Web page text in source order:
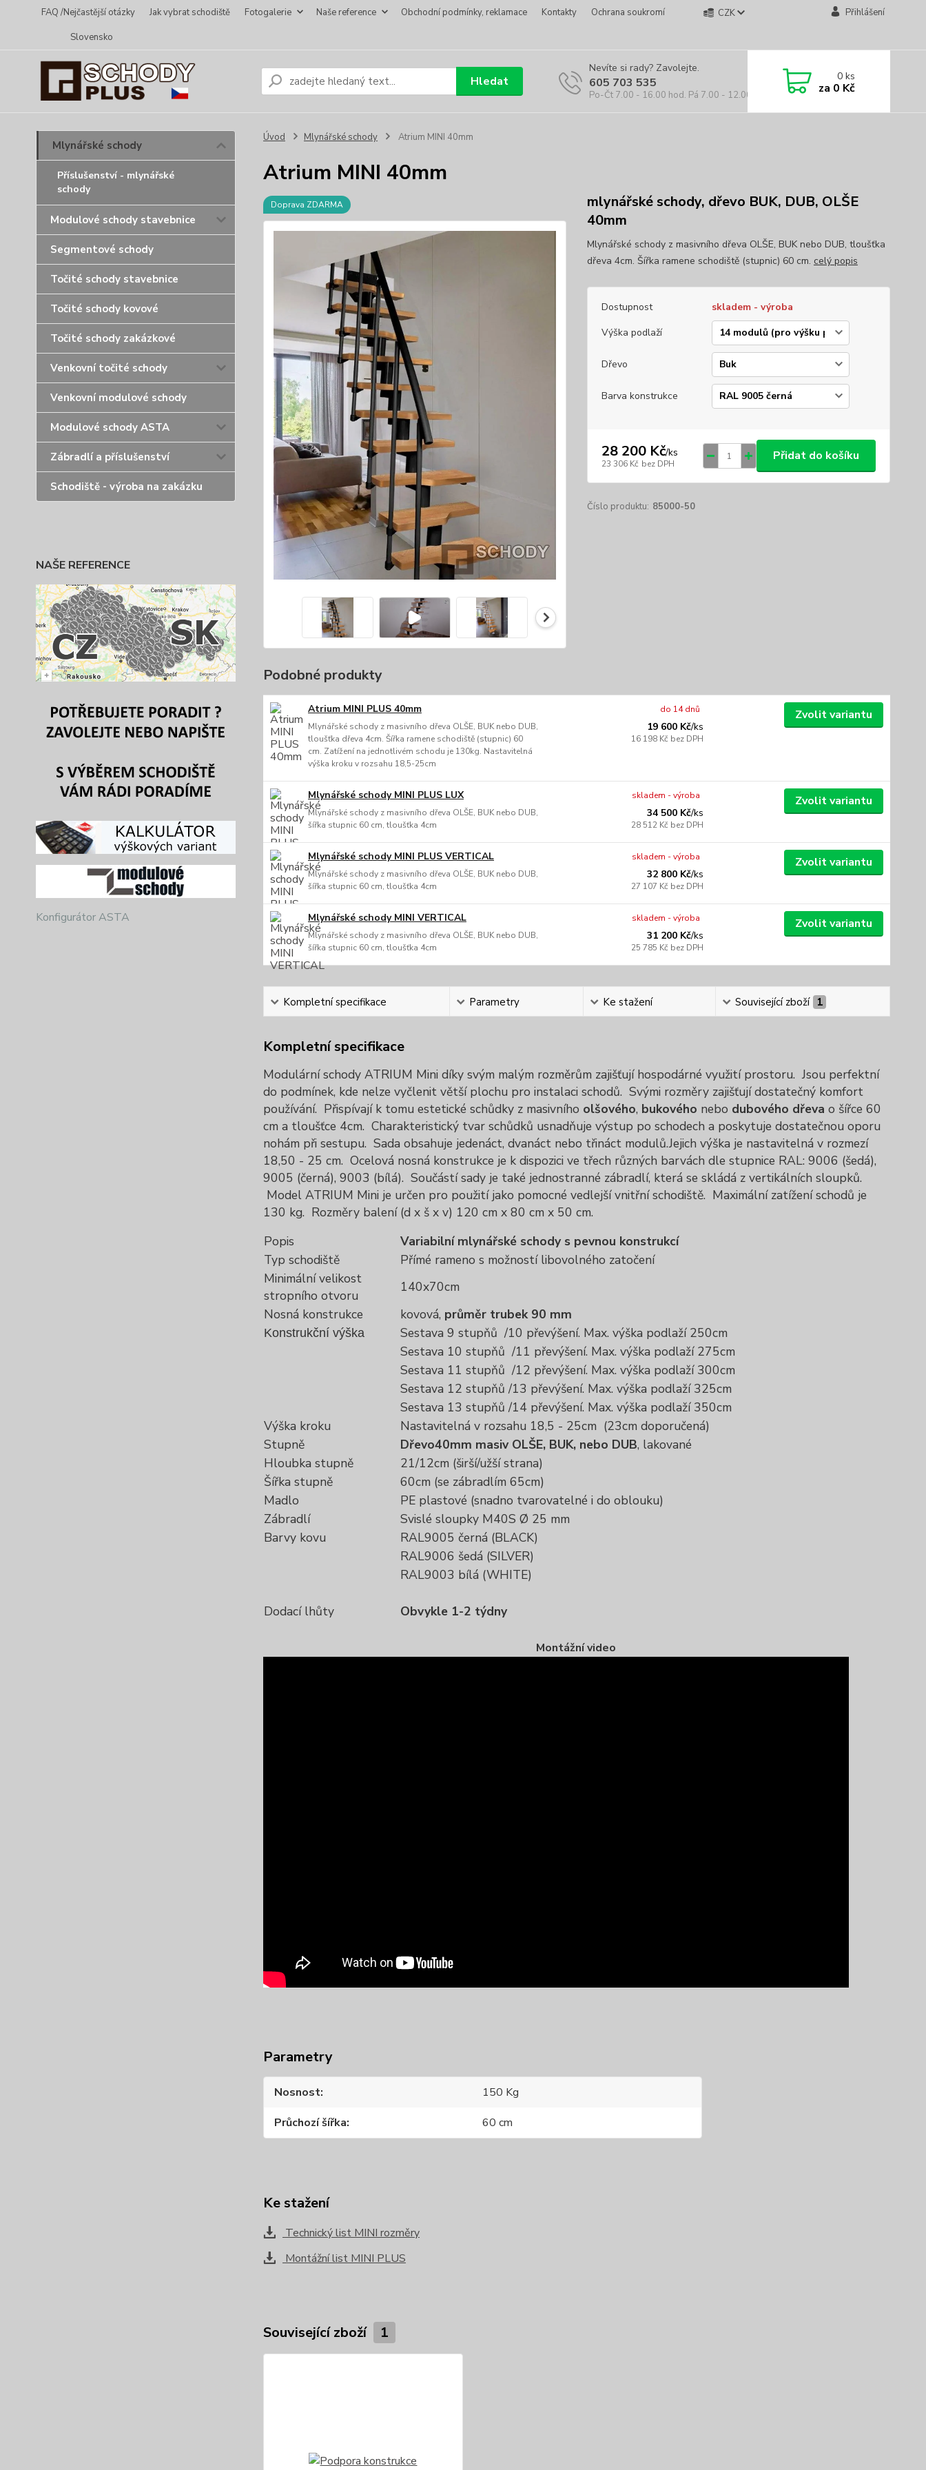
FAQ /Nejčastější otázky Jak vybrat schodiště Fotogalerie Naše reference Obchodní podmínky, reklamace Kontakty
Ochrana soukromí
Slovensko
CZK Přihlášení
Hledat
Nevíte si rady? Zavolejte.
605 703 535
Po-Čt 7.00 - 16.00 hod. Pá 7.00 - 12.00 hod.
0ks
za 0 Kč
Mlynářské schody
Příslušenství - mlynářské
schody
Modulové schody stavebnice
Segmentové schody
Točité schody stavebnice
Točité schody kovové
Točité schody zakázkové
Venkovní točité schody
Venkovní modulové schody
Modulové schody ASTA
Zábradlí a příslušenství
Schodiště - výroba na zakázku
NAŠE REFERENCE
Konfigurátor ASTA
Úvod Mlynářské schody Atrium MINI 40mm
Atrium MINI 40mm
Doprava ZDARMA
mlynářské schody, dřevo BUK, DUB, OLŠE
40mm
Mlynářské schody z masivního dřeva OLŠE, BUK nebo DUB, tloušťka
dřeva 4cm. Šířka ramene schodiště (stupnic) 60 cm. celý popis
Dostupnost
skladem - výroba
Výška podlaží
Dřevo
Barva konstrukce
28 200 Kč/ks
23 306 Kč bez DPH
Přidat do košíku
Číslo produktu: 85000-50
Podobné produkty
Atrium MINI PLUS 40mm
Mlynářské schody z masivního dřeva OLŠE, BUK nebo DUB,
tloušťka dřeva 4cm. Šířka ramene schodiště (stupnic) 60
cm. Zatížení na jednotlivém schodu je 130kg. Nastavitelná
výška kroku v rozsahu 18,5-25cm
19 600 Kč/ks
16 198 Kč bez DPH
do 14 dnů Zvolit variantu
Mlynářské schody MINI PLUS LUX
Mlynářské schody z masivního dřeva OLŠE, BUK nebo DUB,
šířka stupnic 60 cm, tloušťka 4cm
34 500 Kč/ks
28 512 Kč bez DPH
skladem - výroba Zvolit variantu
Mlynářské schody MINI PLUS VERTICAL
Mlynářské schody z masivního dřeva OLŠE, BUK nebo DUB,
šířka stupnic 60 cm, tloušťka 4cm
32 800 Kč/ks
27 107 Kč bez DPH
skladem - výroba Zvolit variantu
Mlynářské schody MINI VERTICAL
Mlynářské schody z masivního dřeva OLŠE, BUK nebo DUB,
šířka stupnic 60 cm, tloušťka 4cm
31 200 Kč/ks
25 785 Kč bez DPH
skladem - výroba Zvolit variantu
Kompletní specifikace Parametry Ke stažení Související zboží 1
Kompletní specifikace
Modulární schody ATRIUM Mini díky svým malým rozměrům zajišťují hospodárné využití prostoru. Jsou perfektní
do podmínek, kde nelze vyčlenit větší plochu pro instalaci schodů. Svými rozměry zajišťují dostatečný komfort
používání. Přispívají k tomu estetické schůdky z masivního olšového, bukového nebo dubového dřeva o šířce 60
cm a tloušťce 4cm. Charakteristický tvar schůdků usnadňuje výstup po schodech a poskytuje dostatečnou oporu
nohám při sestupu. Sada obsahuje jedenáct, dvanáct nebo třináct modulů.Jejich výška je nastavitelná v rozmezí
18,50 - 25 cm. Ocelová nosná konstrukce je k dispozici ve třech různých barvách dle stupnice RAL: 9006 (šedá),
9005 (černá), 9003 (bílá). Součástí sady je také jednostranné zábradlí, která se skládá z vertikálních sloupků.
Model ATRIUM Mini je určen pro použití jako pomocné vedlejší vnitřní schodiště. Maximální zatížení schodů je
130 kg. Rozměry balení (d x š x v) 120 cm x 80 cm x 50 cm.
Popis
Variabilní mlynářské schody s pevnou konstrukcí
Typ schodiště
Přímé rameno s možností libovolného zatočení
Minimální velikost
stropního otvoru
140x70cm
Nosná konstrukce
kovová, průměr trubek 90 mm
Konstrukční výška
Sestava 9 stupňů /10 převýšení. Max. výška podlaží 250cm
Sestava 10 stupňů /11 převýšení. Max. výška podlaží 275cm
Sestava 11 stupňů /12 převýšení. Max. výška podlaží 300cm
Sestava 12 stupňů /13 převýšení. Max. výška podlaží 325cm
Sestava 13 stupňů /14 převýšení. Max. výška podlaží 350cm
Výška kroku
Nastavitelná v rozsahu 18,5 - 25cm (23cm doporučená)
Stupně
Dřevo40mm masiv OLŠE, BUK, nebo DUB, lakované
Hloubka stupně
21/12cm (širší/užší strana)
Šířka stupně
60cm (se zábradlím 65cm)
Madlo
PE plastové (snadno tvarovatelné i do oblouku)
Zábradlí
Svislé sloupky M40S Ø 25 mm
Barvy kovu
RAL9005 černá (BLACK)
RAL9006 šedá (SILVER)
RAL9003 bílá (WHITE)
Dodací lhůty Obvykle 1-2 týdny
Montážní video
Parametry
Nosnost
150 Kg
Průchozí šířka
60 cm
Ke stažení
Technický list MINI rozměry
Montážní list MINI PLUS
Související zboží 1